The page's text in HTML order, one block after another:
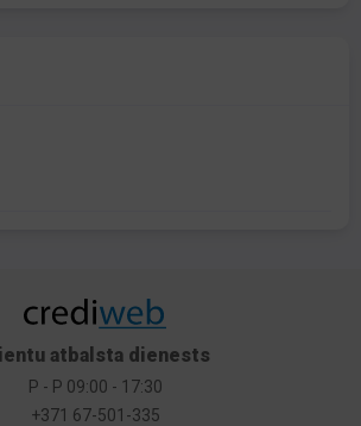
atbalsta dienests
P - P 09:00 - 17:30
+371 67-501-335